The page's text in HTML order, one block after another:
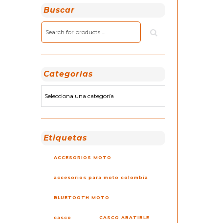
Buscar
Categorías
Etiquetas
ACCESORIOS MOTO
accesorios para moto colombia
BLUETOOTH MOTO
casco CASCO ABATIBLE